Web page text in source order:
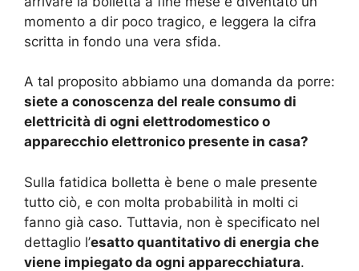
momento a dir poco tragico, e leggera la cifra
scritta in fondo una vera sfida.
A tal proposito abbiamo una domanda da porre:
siete a conoscenza del reale consumo di
elettricità di ogni elettrodomestico o
apparecchio elettronico presente in casa?
Sulla fatidica bolletta è bene o male presente
tutto ciò, e con molta probabilità in molti ci
fanno già caso. Tuttavia, non è specificato nel
dettaglio l’esatto quantitativo di energia che
viene impiegato da ogni apparecchiatura.